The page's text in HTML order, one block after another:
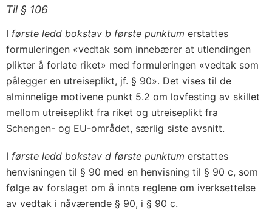
Til § 106
I første ledd bokstav b første punktum erstattes
formuleringen «vedtak som innebærer at utlendingen
plikter å forlate riket» med formuleringen «vedtak som
pålegger en utreiseplikt, jf. § 90». Det vises til de
alminnelige motivene punkt 5.2 om lovfesting av skillet
mellom utreiseplikt fra riket og utreiseplikt fra
Schengen- og EU-området, særlig siste avsnitt.
I første ledd bokstav d første punktum erstattes
henvisningen til § 90 med en henvisning til § 90 c, som
følge av forslaget om å innta reglene om iverksettelse
av vedtak i nåværende § 90, i § 90 c.